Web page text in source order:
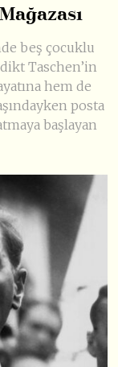
beş çocuklu
Taschen’in
hem de
posta
başlayan